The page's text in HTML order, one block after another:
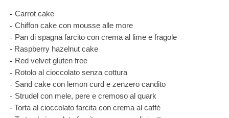
- Carrot cake
- Chiffon cake con mousse alle more
- Pan di spagna farcito con crema al lime e fragole
- Raspberry hazelnut cake
- Red velvet gluten free
- Rotolo al cioccolato senza cottura
- Sand cake con lemon curd e zenzero candito
- Strudel con mele, pere e cremoso al quark
- Torta al cioccolato farcita con crema al caffè